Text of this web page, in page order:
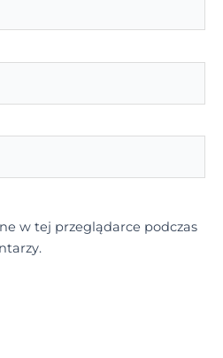
w tej przeglądarce podczas